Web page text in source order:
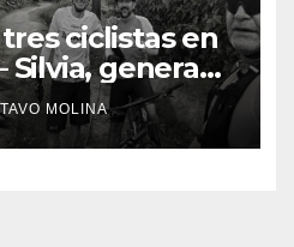
ciclistas en
Silvia, genera
en el Cauca
MOLINA